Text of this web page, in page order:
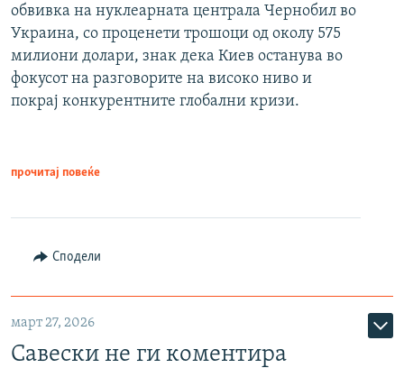
обвивка на нуклеарната централа Чернобил во
Украина, со проценети трошоци од околу 575
милиони долари, знак дека Киев останува во
фокусот на разговорите на високо ниво и
покрај конкурентните глобални кризи.
прочитај повеќе
Сподели
март 27, 2026
Савески не ги коментира